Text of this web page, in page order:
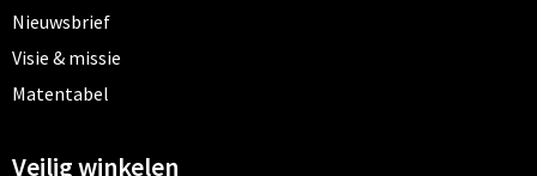
Nieuwsbrief
Visie & missie
Matentabel
Veilig winkelen